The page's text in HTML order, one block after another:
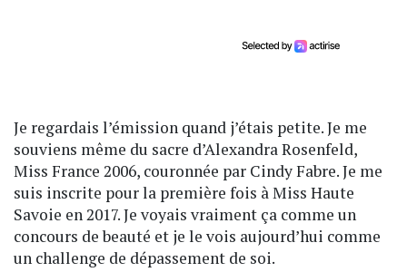
Je regardais l’émission quand j’étais petite. Je me
souviens même du sacre d’Alexandra Rosenfeld,
Miss France 2006, couronnée par Cindy Fabre. Je me
suis inscrite pour la première fois à Miss Haute
Savoie en 2017. Je voyais vraiment ça comme un
concours de beauté et je le vois aujourd’hui comme
un challenge de dépassement de soi.